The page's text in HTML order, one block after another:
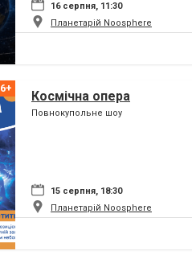
16 серпня, 11:30
Планетарій Noosphere
Космічна опера
Повнокупольне шоу
15 серпня, 18:30
Планетарій Noosphere